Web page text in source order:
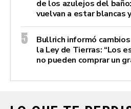
de los azulejos del
vuelvan a estar blancas
Bullrich informó
la Ley de Tierras: “Los
no pueden comprar un